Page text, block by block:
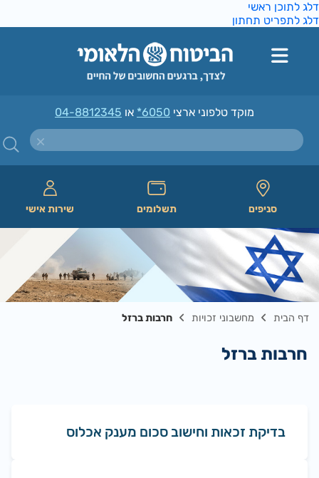
לתוכן ראשי
לתפריט תחתון
מוקד טלפוני ארצי*6050או04-8812345
סניפים תשלומים שירות אישי
דף הבית מחשבוני זכויות חרבות ברזל
חרבות ברזל
בדיקת זכאות וחישוב סכום מענק אכלוס